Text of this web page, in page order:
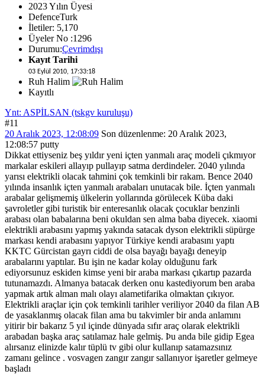
2023 Yılın Üyesi
DefenceTurk
İletiler: 5,170
Üyeler No :1296
Durumu:Çevrimdışı
Kayıt Tarihi
03 Eylül 2010, 17:33:18
Ruh Halim
Kayıtlı
Ynt: ASPİLSAN (tskgv kuruluşu)
#11
20 Aralık 2023, 12:08:09 Son düzenlenme: 20 Aralık 2023,
12:08:57 putty
Dikkat ettiyseniz beş yıldır yeni içten yanmalı araç modeli çıkmıyor
markalar eskileri allayıp pullayıp satma derdindeler. 2040 yılında
yarısı elektrikli olacak tahmini çok temkinli bir rakam. Bence 2040
yılında insanlık içten yanmalı arabaları unutacak bile. İçten yanmalı
arabalar gelişmemiş ülkelerin yollarında görülecek Küba daki
şavroletler gibi turistik bir enteresanlık olacak çocuklar benzinli
arabası olan babalarına beni okuldan sen alma baba diyecek. xiaomi
elektrikli arabasını yapmış yakında satacak dyson elektrikli süpürge
markası kendi arabasını yapıyor Türkiye kendi arabasını yaptı
KKTC Gürcistan gayrı ciddi de olsa bayağı bayağı deneyip
arabalarını yaptılar. Bu işin ne kadar kolay olduğunu fark
ediyorsunuz eskiden kimse yeni bir araba markası çıkartıp pazarda
tutunamazdı. Almanya batacak derken onu kastediyorum ben araba
yapmak artık alman malı olayı alametifarika olmaktan çıkıyor.
Elektrikli araçlar için çok temkinli tarihler veriliyor 2040 da filan AB
de yasaklanmış olacak filan ama bu takvimler bir anda anlamını
yitirir bir bakarız 5 yıl içinde dünyada sıfır araç olarak elektrikli
arabadan başka araç satılamaz hale gelmiş. Þu anda bile gidip Egea
alırsanız elinizde kalır tüplü tv gibi olur kullanıp satamazsınız
zamanı gelince . vosvagen zangır zangır sallanıyor işaretler gelmeye
başladı